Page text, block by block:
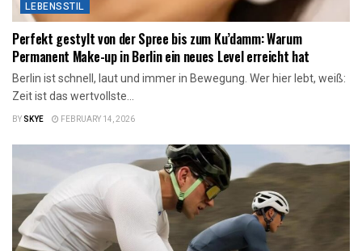
LEBENSSTIL
Perfekt gestylt von der Spree bis zum Ku’damm: Warum
Permanent Make-up in Berlin ein neues Level erreicht hat
Berlin ist schnell, laut und immer in Bewegung. Wer hier lebt, weiß:
Zeit ist das wertvollste...
BYSKYE FEBRUARY 14, 2026